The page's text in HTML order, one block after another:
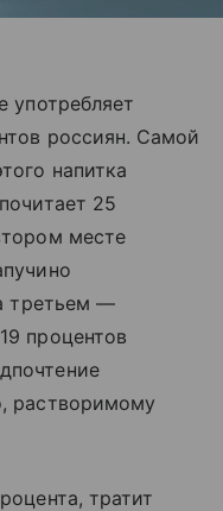
употребляет
россиян. Самой
напитка
25
месте
третьем —
процентов
растворимому
тратит